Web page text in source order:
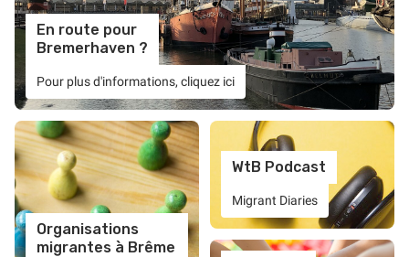
En route pour
Bremerhaven ?
Pour plus d'informations, cliquez ici
Organisations
migrantes à Brême
WtB Podcast
Migrant Diaries